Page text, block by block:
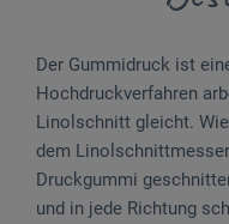
Der Gummidruck ist
Hochdruckverfahren
Linolschnitt gleicht.
dem
Druckgummi
und in jede Richtung